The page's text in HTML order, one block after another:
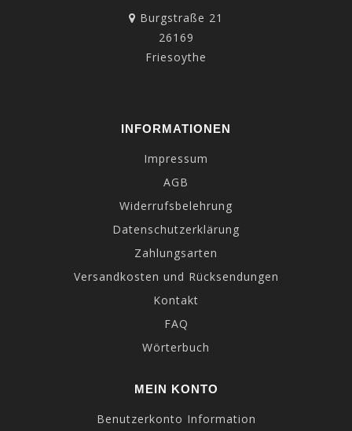
Burgstraße 21
26169
Friesoythe
INFORMATIONEN
Impressum
AGB
Widerrufsbelehrung
Datenschutzerklärung
Zahlungsarten
Versandkosten und Rücksendungen
Kontakt
FAQ
Wörterbuch
MEIN KONTO
Benutzerkonto Information